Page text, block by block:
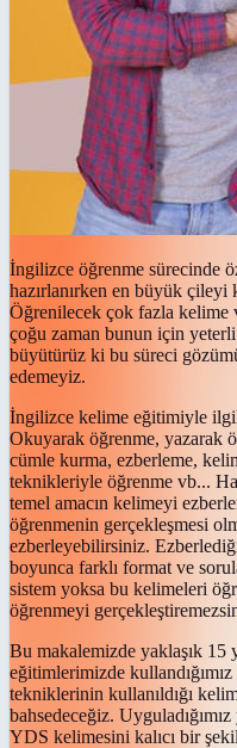
İngilizce öğrenme sürecinde
hazırlanırken en büyük
Öğrenilecek çok fazla kelime
çoğu zaman bunun için
büyütürüz ki bu süreci
edemeyiz.
İngilizce kelime eğitimiyle
Okuyarak öğrenme, yazarak
cümle kurma, ezberleme,
teknikleriyle öğrenme vb...
temel amacın kelimeyi
öğrenmenin gerçekleşmesi
ezberleyebilirsiniz.
boyunca farklı format ve
sistem yoksa bu kelimeleri
öğrenmeyi
Bu makalemizde yaklaşık 15
eğitimlerimizde kullandığımız
tekniklerinin kullanıldığı
bahsedeceğiz.
YDS kelimesini kalıcı bir